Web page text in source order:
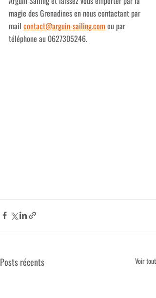
magie des Grenadines en nous contactant par
mail contact@arguin-sailing.com ou par
téléphone au 0627305246.
Posts récents Voir tout